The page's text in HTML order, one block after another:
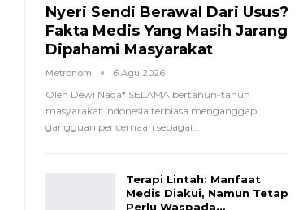
Nyeri Sendi Berawal Dari Usus?
Fakta Medis Yang Masih Jarang
Dipahami Masyarakat
Metronom 6 Agu 2026
Oleh Dewi Nada* SELAMA bertahun-tahun
masyarakat Indonesia terbiasa menganggap
gangguan pencernaan sebagai…
Terapi Lintah: Manfaat
Medis Diakui, Namun Tetap
Perlu Waspada…